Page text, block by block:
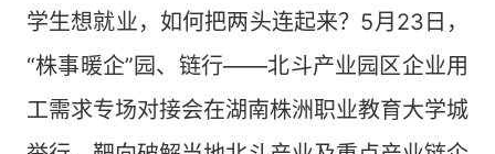
学生想就业，如何把两头连起来？5月23日，
“株事暖企”园、链行——北斗产业园区企业用
工需求专场对接会在湖南株洲职业教育大学城